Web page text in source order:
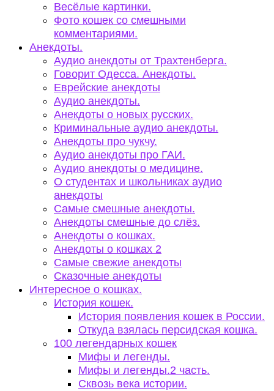
Весёлые картинки.
Фото кошек со смешными
комментариями.
Анекдоты.
Аудио анекдоты от Трахтенберга.
Говорит Одесса. Анекдоты.
Еврейские анекдоты
Аудио анекдоты.
Анекдоты о новых русских.
Криминальные аудио анекдоты.
Анекдоты про чукчу.
Аудио анекдоты про ГАИ.
Аудио анекдоты о медицине.
О студентах и школьниках аудио
анекдоты
Самые смешные анекдоты.
Анекдоты смешные до слёз.
Анекдоты о кошках.
Анекдоты о кошках 2
Самые свежие анекдоты
Сказочные анекдоты
Интересное о кошках.
История кошек.
История появления кошек в России.
Откуда взялась персидская кошка.
100 легендарных кошек
Мифы и легенды.
Мифы и легенды.2 часть.
Сквозь века истории.